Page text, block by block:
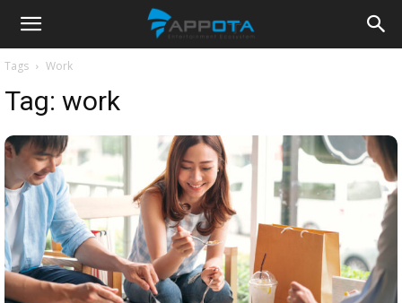
Appota
News
Tags Work
Tag: work